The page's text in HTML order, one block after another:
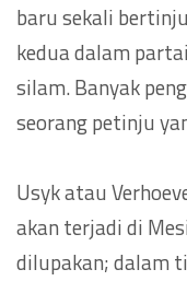
baru sekali
kedua dalam
silam. Banyak
seorang petinju
Usyk atau
akan terjadi di
dilupakan; dalam